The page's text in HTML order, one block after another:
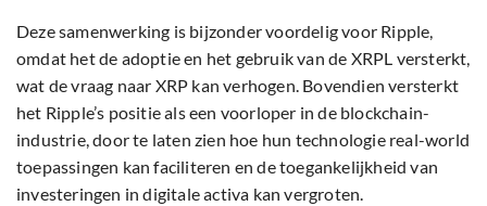
Deze samenwerking is bijzonder voordelig voor Ripple,
omdat het de adoptie en het gebruik van de XRPL versterkt,
wat de vraag naar XRP kan verhogen. Bovendien versterkt
het Ripple’s positie als een voorloper in de blockchain-
industrie, door te laten zien hoe hun technologie real-world
toepassingen kan faciliteren en de toegankelijkheid van
investeringen in digitale activa kan vergroten.